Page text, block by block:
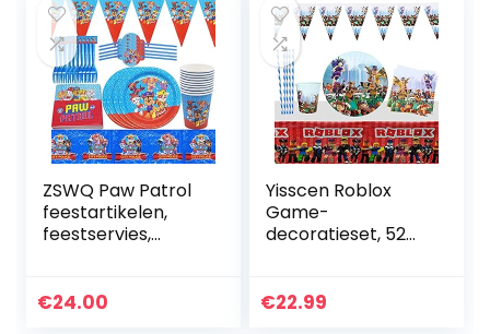
ZSWQ Paw Patrol
feestartikelen,
feestservies,
rietjes, verjaardag
€24.00
Yisscen Roblox
Game-
decoratieset, 52
eest,
€22.99